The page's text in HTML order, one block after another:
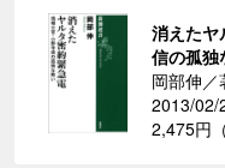
消えた
信の孤独
岡部伸／
2013/02/
2,475円